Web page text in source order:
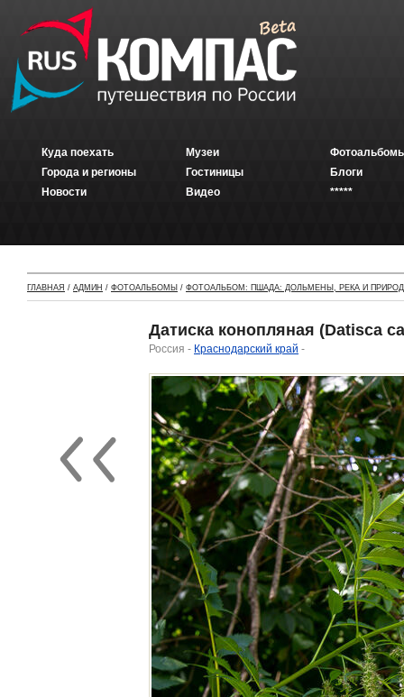
Куда поехать
Города и регионы
Новости
Музеи
Гостиницы
Видео
Блоги
*****
ГЛАВНАЯ / АДМИН / ФОТОАЛЬБОМЫ / ФОТОАЛЬБОМ: ПШАДА: ДОЛЬМЕНЫ, РЕКА И
Датиска конопляная (Datisca
Россия - Краснодарский край -